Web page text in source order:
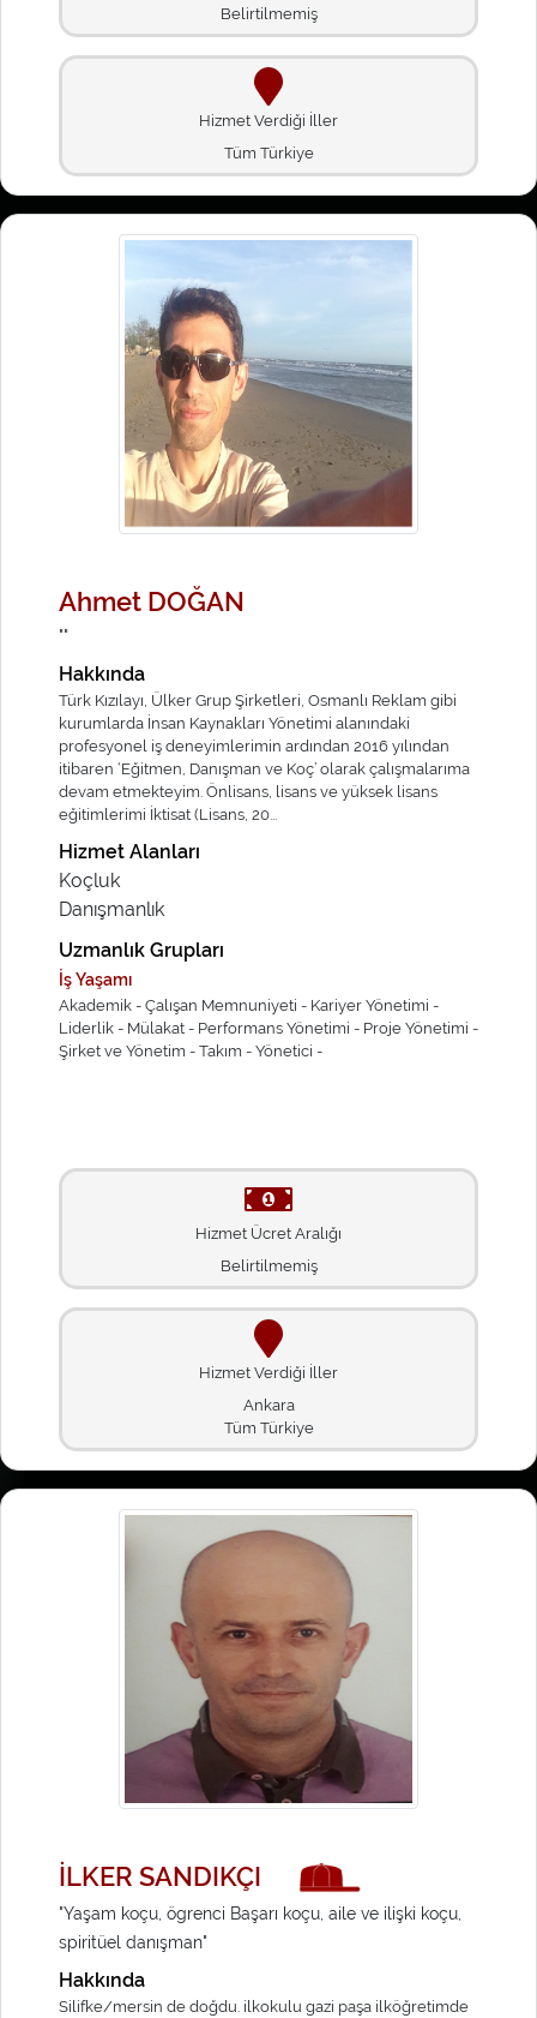
Belirtilmemiş
Hizmet Verdiği İller
Tüm Türkiye
Ahmet DOĞAN
""
Hakkında
Türk Kızılayı, Ülker Grup Şirketleri, Osmanlı Reklam gibi
kurumlarda İnsan Kaynakları Yönetimi alanındaki
profesyonel iş deneyimlerimin ardından 2016 yılından
itibaren ‘Eğitmen, Danışman ve Koç’ olarak çalışmalarıma
devam etmekteyim. Önlisans, lisans ve yüksek lisans
eğitimlerimi İktisat (Lisans, 20...
Hizmet Alanları
Koçluk
Danışmanlık
Uzmanlık Grupları
İş Yaşamı
Akademik - Çalışan Memnuniyeti - Kariyer Yönetimi -
Liderlik - Mülakat - Performans Yönetimi - Proje Yönetimi -
Şirket ve Yönetim - Takım - Yönetici -
Hizmet Ücret Aralığı
Belirtilmemiş
Hizmet Verdiği İller
Ankara
Tüm Türkiye
İLKER SANDIKÇI
"Yaşam koçu, ögrenci Başarı koçu, aile ve ilişki koçu,
spiritüel danışman"
Hakkında
Silifke/mersin de doğdu. ilkokulu gazi paşa ilköğretimde